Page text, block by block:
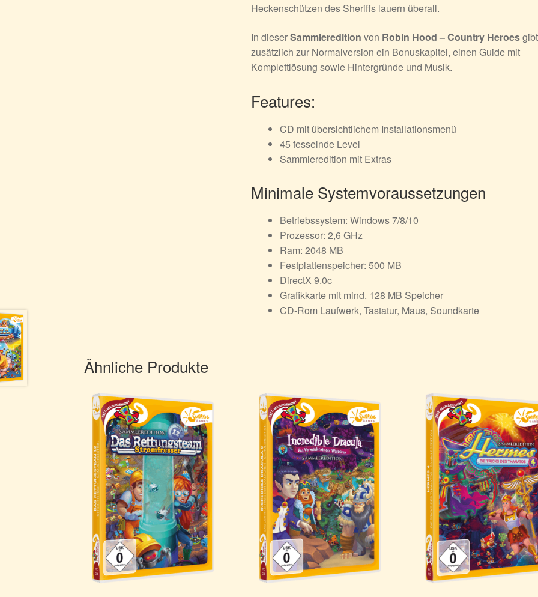
Heckenschützen des Sheriffs lauern überall.
In dieserSammleredition von Robin Hood – Country Heroes
zusätzlich zur Normalversion ein Bonuskapitel, einen Guide mit
Komplettlösung sowie Hintergründe und Musik.
Features:
CD mit übersichtlichem Installationsmenü
45 fesselnde Level
Sammleredition mit Extras
Minimale Systemvoraussetzungen
Betriebssystem: Windows 7/8/10
Prozessor: 2,6 GHz
Ram: 2048 MB
Festplattenspeicher: 500 MB
DirectX 9.0c
Grafikkarte mit mind. 128 MB Speicher
CD-Rom Laufwerk, Tastatur, Maus, Soundkarte
Ähnliche Produkte